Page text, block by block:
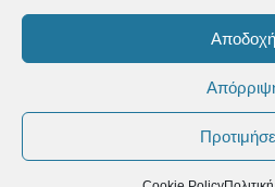
Αποδοχή
Δευ-Τετ-Σαβ 09:00-15:00 | Τρι-